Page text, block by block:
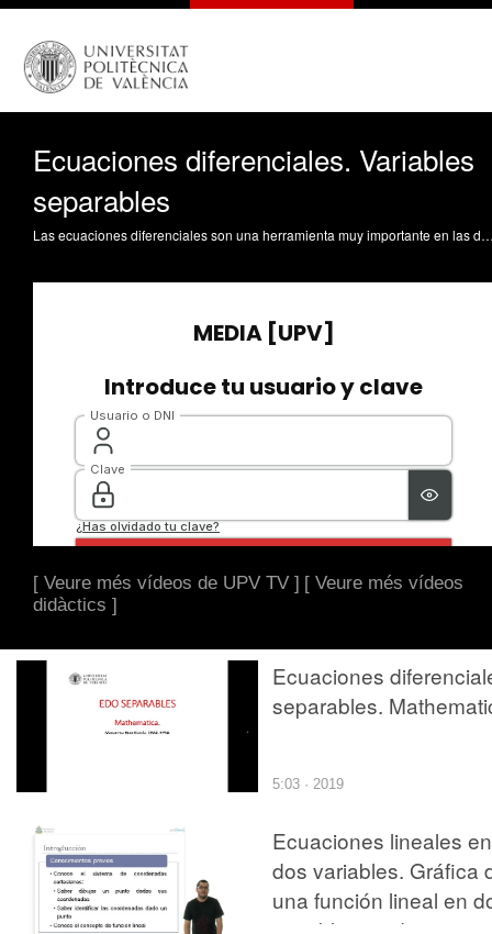
Ecuaciones diferenciales. Variables
separables
Las ecuaciones diferenciales son una herramienta muy importante en las descripciones de los fenómenos físicos, de forma que prácticamente cualquier proceso puede modelizarse mediante su uso. En este objeto de aprendizaje nos proponemos realizar una introducción muy breve a un tipo específico de ecuaciones diferenciales ordinarias: las ecuaciones diferenciales de variables separadas. Para ello, se definirá este tipo de ecuaciones, así como los
[ Veure més vídeos de UPV TV ] [ Veure més vídeos
didàctics ]
Ecuaciones
separables.
5:03 · 2019
Ecuaciones lineales en
dos variables. Gráfica
una función lineal en